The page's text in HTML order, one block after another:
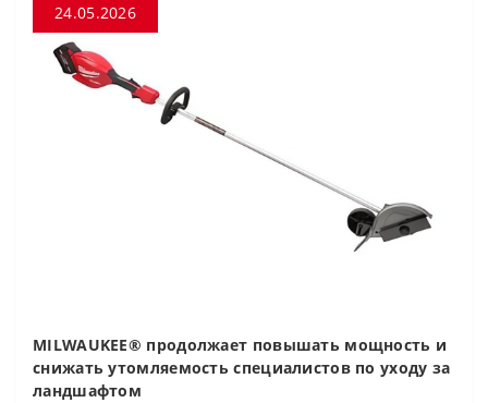
24.05.2026
MILWAUKEE® продолжает повышать мощность и
снижать утомляемость специалистов по уходу за
ландшафтом